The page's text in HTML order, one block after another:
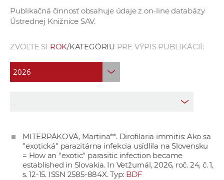
p
c
í
a
c
h
Publikačná činnosť obsahuje údaje z on-line databázy
Ústrednej Knižnice SAV.
ZVOĽTE SI ROK/KATEGÓRIU PRE VÝPIS PUBLIKÁCIÍ:
MITERPÁKOVÁ, Martina**. Dirofilaria immitis: Ako sa
"exotická" parazitárna infekcia usídlila na Slovensku
= How an "exotic" parasitic infection became
established in Slovakia. In Vetžurnál, 2026, roč. 24, č. 1,
s. 12-15. ISSN 2585-884X. Typ: BDF